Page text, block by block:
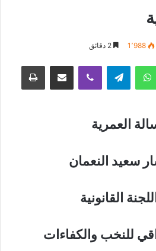
1٬988
واتساب
العمرية
سعيد النعمان
القانونية
للنخب والكفاءات